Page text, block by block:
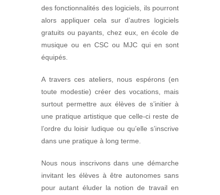
des fonctionnalités des logiciels, ils pourront
alors appliquer cela sur d’autres logiciels
gratuits ou payants, chez eux, en école de
musique ou en CSC ou MJC qui en sont
équipés.
A travers ces ateliers, nous espérons (en
toute modestie) créer des vocations, mais
surtout permettre aux élèves de s’initier à
une pratique artistique que celle-ci reste de
l’ordre du loisir ludique ou qu’elle s’inscrive
dans une pratique à long terme.
Nous nous inscrivons dans une démarche
invitant les élèves à être autonomes sans
pour autant éluder la notion de travail en